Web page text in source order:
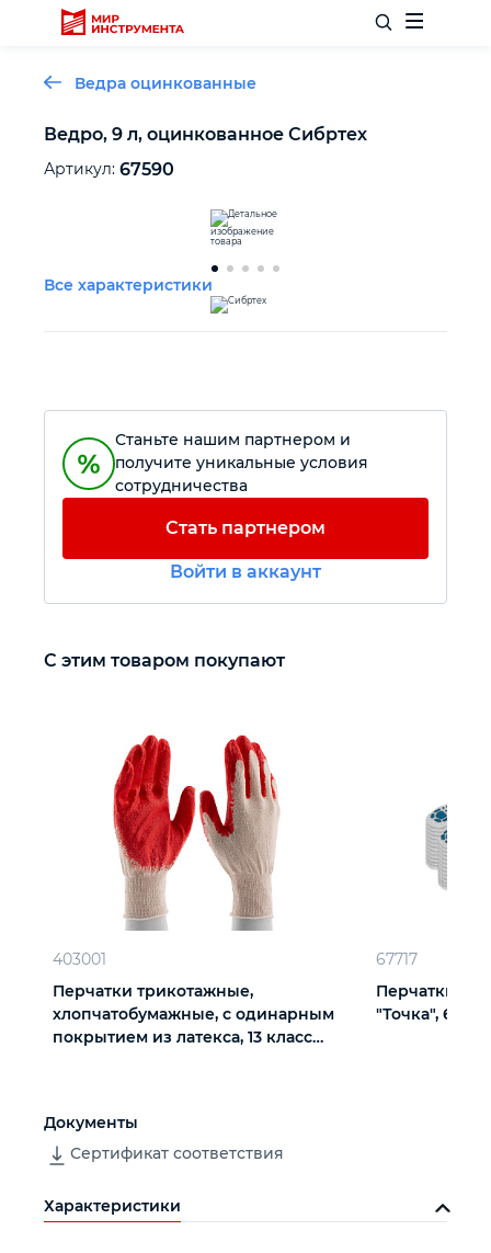
Отделочный инструмент
Слесарный инструмент
Столярный инструмент
Измерительный инструмент
Силовое оборудование
Автомобильный инструмент
Крепежный инструмент
Режущий инструмент
Ведра оцинкованные
Ведро, 9 л, оцинкованное Сибртех
Артикул: 67590
Все характеристики
Станьте нашим партнером и
получите уникальные условия
сотрудничества
Стать партнером
Войти в аккаунт
С этим товаром покупают
403001
Перчатки трикотажные,
хлопчатобумажные, с одинарным
покрытием из латекса, 13 класс
67717
Перчатки х/
"Точка", 6
Документы
Сертификат соответствия
Характеристики